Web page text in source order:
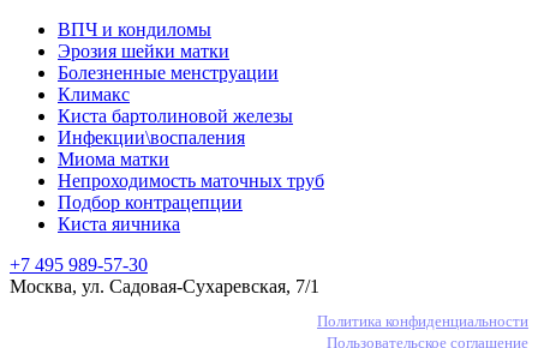
ВПЧ и кондиломы
Эрозия шейки матки
Болезненные менструации
Климакс
Киста бартолиновой железы
Инфекции\воспаления
Миома матки
Непроходимость маточных труб
Подбор контрацепции
Киста яичника
+7 495 989-57-30
Москва, ул. Садовая-Сухаревская, 7/1
Политика конфиденциальности
Пользовательское соглашение